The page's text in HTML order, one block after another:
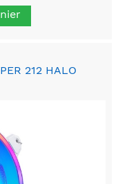
212 HALO